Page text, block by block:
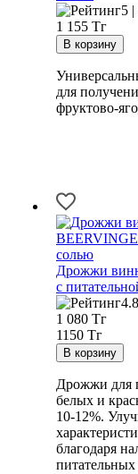
5
1 155 Тг
для
фруктово-
Дрожжи
с
1 080 Тг
1150 Тг
Дрожжи для
белых и
10-12%.
благодаря
питательных